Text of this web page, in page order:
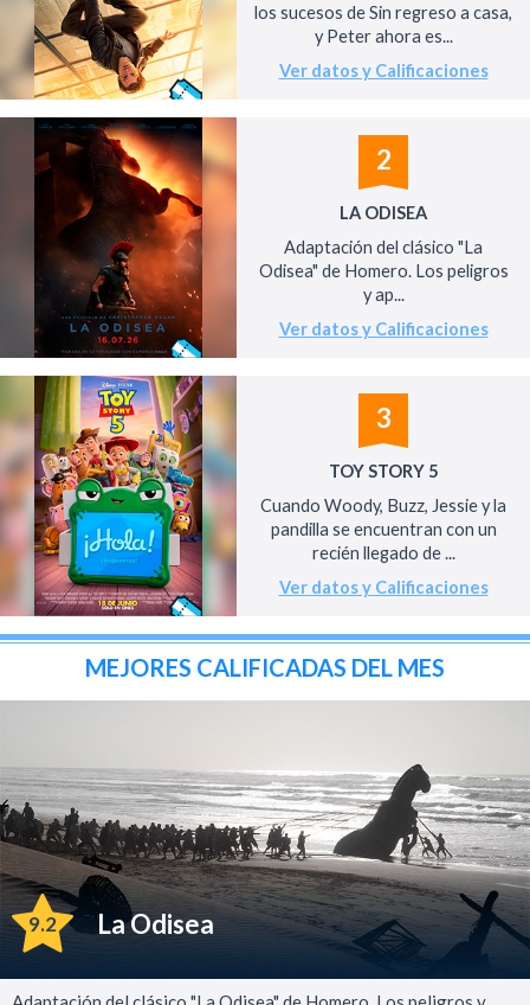
los sucesos de Sin regreso a casa,
y Peter ahora es...
Ver datos y Calificaciones
2
LA ODISEA
Adaptación del clásico "La
Odisea" de Homero. Los peligros
y ap...
Ver datos y Calificaciones
3
TOY STORY 5
Cuando Woody, Buzz, Jessie y la
pandilla se encuentran con un
recién llegado de ...
Ver datos y Calificaciones
MEJORES CALIFICADAS DEL MES
9.2 La Odisea